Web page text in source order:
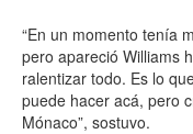
“En un momento tenía
pero apareció Williams
ralentizar todo. Es lo
puede hacer acá, pero
Mónaco”, sostuvo.